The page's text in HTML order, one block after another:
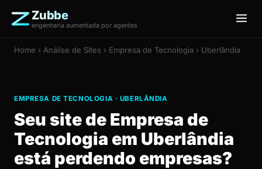
Zubbe
engenharia aumentada por agentes
Home › Análise de Sites › Empresa de Tecnologia › Uberlândia
EMPRESA DE TECNOLOGIA · UBERLÂNDIA
Seu site de Empresa de
Tecnologia em Uberlândia
está perdendo empresas?